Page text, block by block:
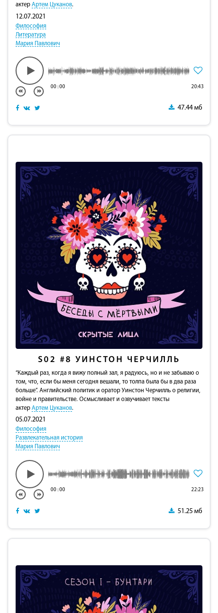
актер Артем Цуканов.
12.07.2021
Философия
Литература
Мария Павлович
00:00 20:43
47.44 мб
S02 #8 УИНСТОН ЧЕРЧИЛЛЬ
“Каждый раз, когда я вижу полный зал, я радуюсь, но и не забываю о
том, что, если бы меня сегодня вешали, то толпа была бы в два раза
больше”. Английский политик и оратор Уинстон Черчилль о религии,
войне и правительстве. Осмысливает и озвучивает тексты
актер Артем Цуканов.
05.07.2021
Философия
Развлекательная история
Мария Павлович
00:00 22:23
51.25 мб